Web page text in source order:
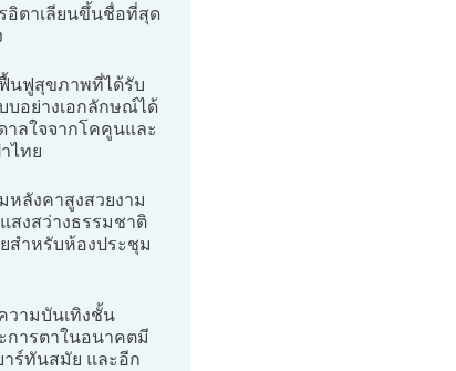
อิตาเลียนขึ้นชื่อที่สุด
นฟูสุขภาพที่ได้รับ
บอย่างเอกลักษณ์ได้
าลใจจากโคคูนและ
ไทย
หลังคาสูงสวยงาม
สงสว่างธรรมชาติ
สำหรับห้องประชุม
วามบันเทิงชั้น
การตาในอนาคตมี
ร์ทันสมัย และอีก